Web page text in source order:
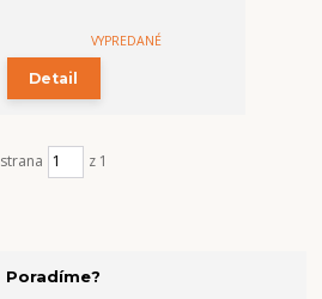
VYPREDANÉ
Detail
strana z 1
Poradíme?